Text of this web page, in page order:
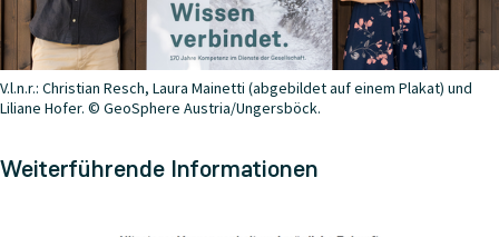
V.l.n.r.: Christian Resch, Laura Mainetti (abgebildet auf einem Plakat) und
Liliane Hofer. © GeoSphere Austria/Ungersböck.
Weiterführende Informationen